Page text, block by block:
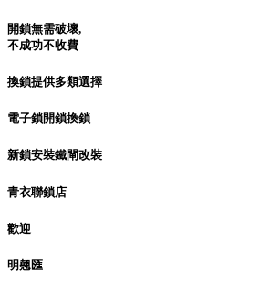
開鎖無需破壞,
不成功不收費
換鎖提供多類選擇
電子鎖開鎖換鎖
新鎖安裝鐵閘改裝
青衣聯鎖店
歡迎
明翹匯